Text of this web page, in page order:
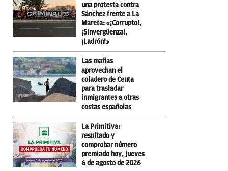
una protesta contra
Sánchez frente a La
Mareta: «¡Corrupto!,
¡Sinvergüenza!,
¡Ladrón!»
Las mafias
aprovechan el
coladero de Ceuta
para trasladar
inmigrantes a otras
costas españolas
La Primitiva:
resultado y
comprobar número
premiado hoy, jueves
6 de agosto de 2026